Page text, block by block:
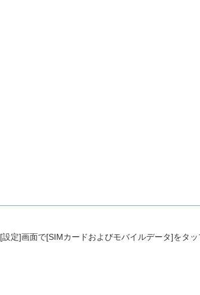
[設定]画面で[SIMカードおよびモバイルデータ]をタッ